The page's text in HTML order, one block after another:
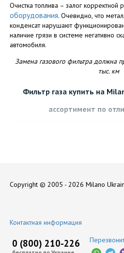
Очистка топлива – залог корректной
оборудования. Очевидно, что
конденсат нарушают
наличие грязи в системе негативно
автомобиля.
Замена газового фильтра должна
тыс. км
Фильтр газа купить на
ассортимент по
фильтр редуктора
Возможность выбора службы
дому
Copyright © 2005 - 2026 Milano
Контактная информация
0 (800) 210-226